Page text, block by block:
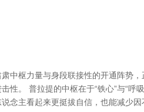
枢力量与身段联接性的开通阵势，
。 普拉提的中枢在于“铁心”与“呼
念主看起来更挺拔自信，也能减少